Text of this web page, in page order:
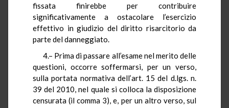
fissata finirebbe per contribuire
significativamente a ostacolare l’esercizio
effettivo in giudizio del diritto risarcitorio da
parte del danneggiato.
4.– Prima di passare all’esame nel merito delle
questioni, occorre soffermarsi, per un verso,
sulla portata normativa dell’art. 15 del d.lgs. n.
39 del 2010, nel quale si colloca la disposizione
censurata (il comma 3), e, per un altro verso, sul